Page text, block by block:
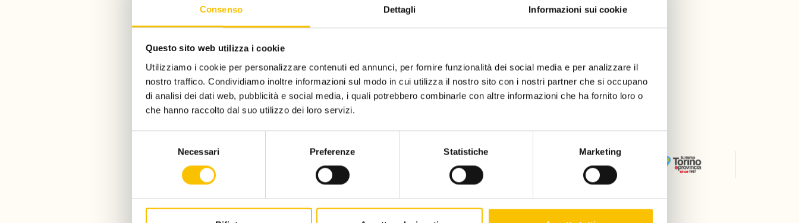
Consenso Dettagli Informazioni sui cookie
Questo sito web utilizza i cookie
Utilizziamo i cookie per personalizzare contenuti ed annunci, per fornire funzionalità dei social media e per analizzare il
nostro traffico. Condividiamo inoltre informazioni sul modo in cui utilizza il nostro sito con i nostri partner che si occupano
di analisi dei dati web, pubblicità e social media, i quali potrebbero combinarle con altre informazioni che ha fornito loro o
che hanno raccolto dal suo utilizzo dei loro servizi.
Necessari Preferenze Statistiche Marketing
Main media partner
Partner
Paese ospite d'onore Regione ospite d'onore Thanks to
Special venue Con il patrocinio di